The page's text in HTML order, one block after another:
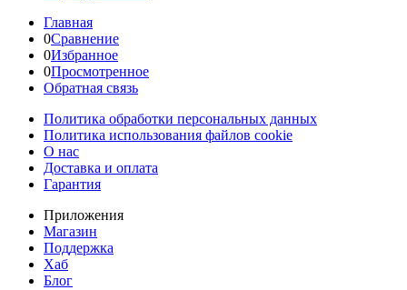
Главная
0Сравнение
0Избранное
0Просмотренное
Обратная связь
Политика обработки персональных данных
Политика использования файлов cookie
О нас
Доставка и оплата
Гарантия
Приложения
Магазин
Поддержка
Хаб
Блог